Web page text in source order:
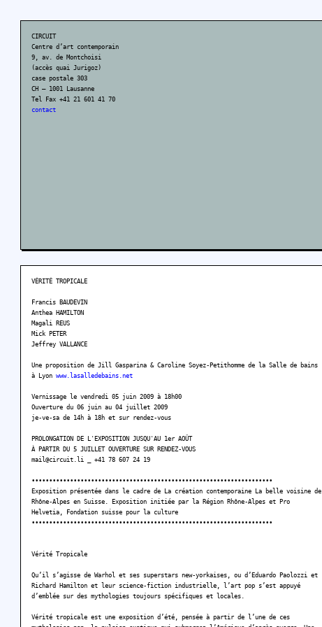
CIRCUIT
Centre d’art contemporain
9, av. de Montchoisi
(accès quai Jurigoz)
case postale 303
CH – 1001 Lausanne
Tel Fax +41 21 601 41 70
contact
VÉRITÉ TROPICALE
Francis BAUDEVIN
Anthea HAMILTON
Magali REUS
Mick PETER
Jeffrey VALLANCE
Une proposition de Jill Gasparina & Caroline Soyez-Petithomme de la Salle de bains
à Lyon www.lasalledebains.net
Vernissage le vendredi 05 juin 2009 à 18h00
Ouverture du 06 juin au 04 juillet 2009
je-ve-sa de 14h à 18h et sur rendez-vous
PROLONGATION DE L'EXPOSITION JUSQU'AU 1er AOÛT
À PARTIR DU 5 JUILLET OUVERTURE SUR RENDEZ-VOUS
mail@circuit.li _ +41 78 607 24 19
•••••••••••••••••••••••••••••••••••••••••••••••••••••••••••••••••••••
Exposition présentée dans le cadre de La création contemporaine La belle voisine de
Rhône-Alpes en Suisse. Exposition initiée par la Région Rhône-Alpes et Pro
Helvetia, Fondation suisse pour la culture
•••••••••••••••••••••••••••••••••••••••••••••••••••••••••••••••••••••
Vérité Tropicale
Qu’il s’agisse de Warhol et ses superstars new-yorkaises, ou d’Eduardo Paolozzi et
Richard Hamilton et leur science-fiction industrielle, l’art pop s’est appuyé
d’emblée sur des mythologies toujours spécifiques et locales.
Vérité tropicale est une exposition d’été, pensée à partir de l’une de ces